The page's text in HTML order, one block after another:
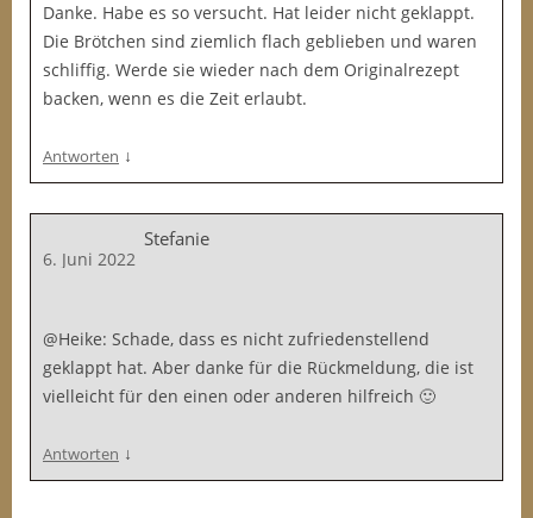
Danke. Habe es so versucht. Hat leider nicht geklappt.
Die Brötchen sind ziemlich flach geblieben und waren
schliffig. Werde sie wieder nach dem Originalrezept
backen, wenn es die Zeit erlaubt.
Antworten ↓
Stefanie
6. Juni 2022
@Heike: Schade, dass es nicht zufriedenstellend
geklappt hat. Aber danke für die Rückmeldung, die ist
vielleicht für den einen oder anderen hilfreich 🙂
Antworten ↓